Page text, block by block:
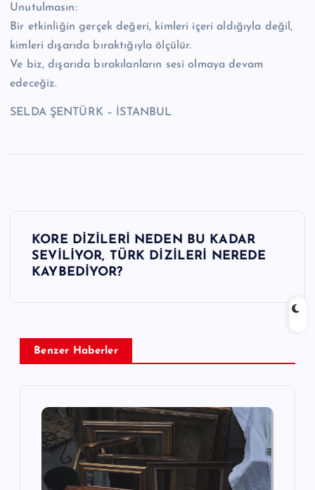
Unutulmasın:
Bir etkinliğin gerçek değeri, kimleri içeri aldığıyla değil,
kimleri dışarıda bıraktığıyla ölçülür.
Ve biz, dışarıda bırakılanların sesi olmaya devam
edeceğiz.
SELDA ŞENTÜRK – İSTANBUL
g
KORE DİZİLERİ NEDEN BU KADAR
SEVİLİYOR, TÜRK DİZİLERİ NEREDE
KAYBEDİYOR?
Benzer Haberler